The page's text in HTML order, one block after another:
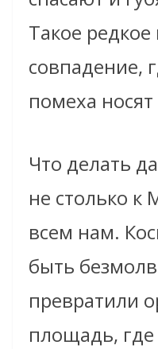
Такое
совпадение,
помеха
Что делать
не столько к
всем нам.
быть
превратили
площадь,